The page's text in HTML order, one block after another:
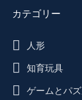
カテゴリー
人形
知育玩具
ゲームとパ